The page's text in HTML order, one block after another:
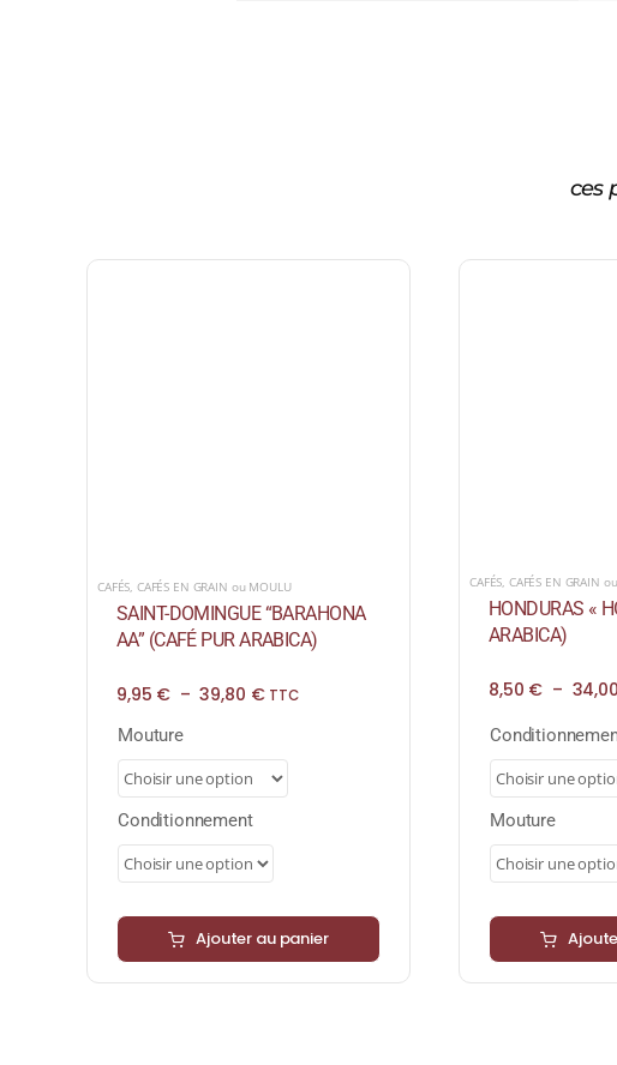
ces
CAFÉS, CAFÉS EN GRAIN ou MOULU
SAINT-DOMINGUE “BARAHONA
AA” (CAFÉ PUR ARABICA)
9,95 € – 39,80 €Plage
à
39,80 €
TTC
Mouture
Conditionnement
Ajouter au panier
CAFÉS, CAFÉS EN GRAIN
HONDURAS «
ARABICA)
8,50 € – 34,00
Mouture